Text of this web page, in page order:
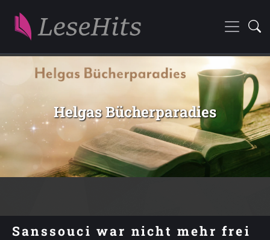
Helgas Bücherparadies
Sanssouci war nicht mehr frei